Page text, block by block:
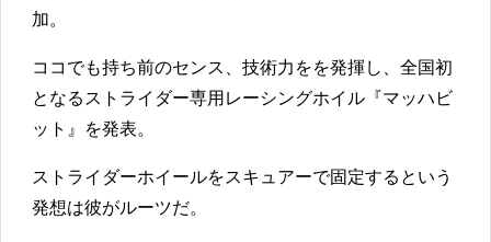
加。
ココでも持ち前のセンス、技術力をを発揮し、全国初
となるストライダー専用レーシングホイル『マッハビ
ット』を発表。
ストライダーホイールをスキュアーで固定するという
発想は彼がルーツだ。